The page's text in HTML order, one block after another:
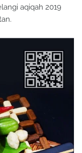
aqiqah 2019